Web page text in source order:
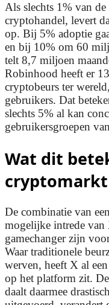
Als slechts 1% van
cryptohandel, levert
op. Bij 5% adoptie
en bij 10% om 60
telt 8,7 miljoen
Robinhood heeft er
cryptobeurs ter
gebruikers. Dat
slechts 5% al kan
gebruikersgroepen
Wat dit
cryptomarkt
De combinatie van
mogelijke intrede van
gamechanger zijn
Waar traditionele
werven, heeft X al
op het platform zit.
daalt daarmee